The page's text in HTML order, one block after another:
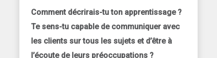
Comment décrirais-tu ton apprentissage ?
Te sens-tu capable de communiquer avec
les clients sur tous les sujets et d’être à
l’écoute de leurs préoccupations ?